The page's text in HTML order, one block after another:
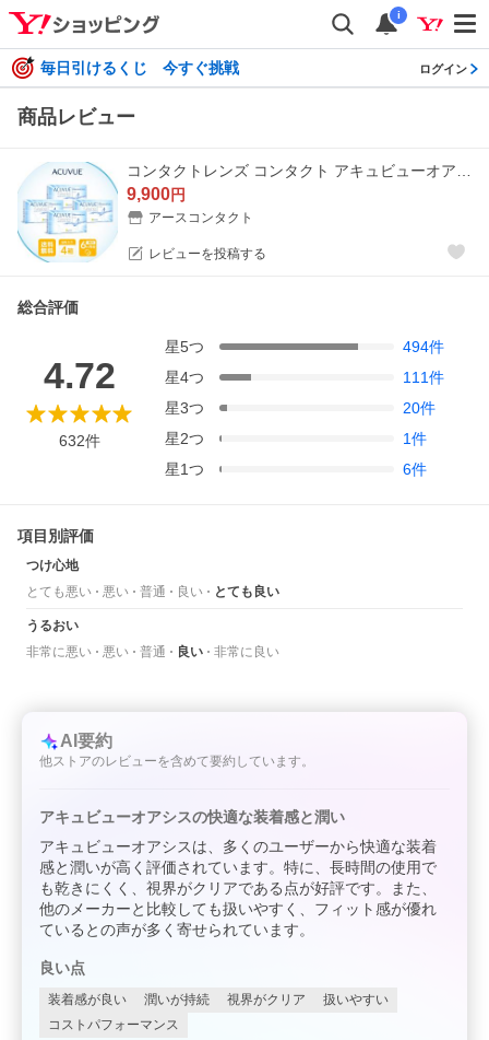
i
毎日引けるくじ 今すぐ挑戦 ログイン
商品レビュー
9,900円
アースコンタクト
レビューを投稿する
総合評価
4.72
632件
星5つ 494件
星4つ 111件
星3つ 20件
星2つ 1件
星1つ 6件
項目別評価
つけ心地
とても悪い
悪い 普通 良い とても良い
うるおい
非常に悪い
悪い 普通 良い 非常に良い
AI要約
他ストアのレビューを含めて要約しています。
アキュビューオアシスの快適な装着感と潤い
アキュビューオアシスは、多くのユーザーから快適な装着
感と潤いが高く評価されています。特に、長時間の使用で
も乾きにくく、視界がクリアである点が好評です。また、
他のメーカーと比較しても扱いやすく、フィット感が優れ
ているとの声が多く寄せられています。
良い点
装着感が良い 潤いが持続 視界がクリア
扱いやすい
コストパフォーマンス